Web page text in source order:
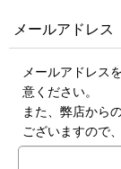
メールアドレス
メールアドレス
意ください。
また、弊店から
ございますので